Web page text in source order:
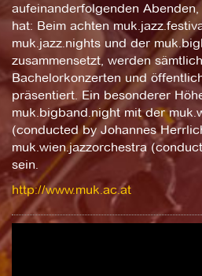
aufeinanderfolgenden
hat: Beim achten
muk.jazz.nights und der
zusammensetzt, werden
Bachelorkonzerten und
präsentiert. Ein besonderer
muk.bigband.night mit der
(conducted by Johannes
muk.wien.jazzorchestra
sein.
http://www.muk.ac.at